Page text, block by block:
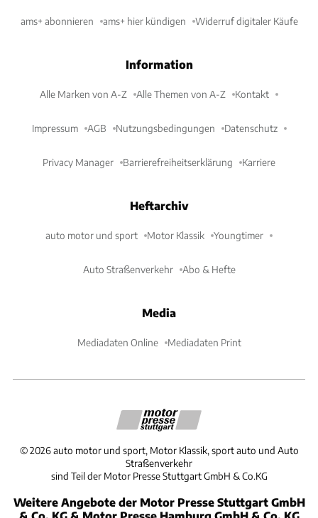
ams+ abonnieren ams+ hier kündigen Widerruf digitaler Käufe
Information
Alle Marken von A-Z Alle Themen von A-Z Kontakt
Impressum AGB Nutzungsbedingungen Datenschutz
Privacy Manager Barrierefreiheitserklärung Karriere
Heftarchiv
auto motor und sport Motor Klassik Youngtimer
Auto Straßenverkehr Abo & Hefte
Media
Mediadaten Online Mediadaten Print
©2026 auto motor und sport, Motor Klassik, sport auto und Auto
Straßenverkehr
sind Teil der Motor Presse Stuttgart GmbH & Co.KG
Weitere Angebote der Motor Presse Stuttgart GmbH